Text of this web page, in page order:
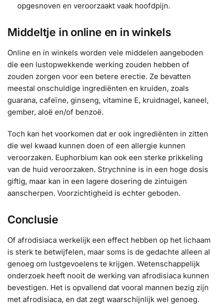
opgesnoven en veroorzaakt vaak hoofdpijn.
Middeltje in online en in winkels
Online en in winkels worden vele middelen aangeboden
die een lustopwekkende werking zouden hebben of
zouden zorgen voor een betere erectie. Ze bevatten
meestal onschuldige ingrediënten en kruiden, zoals
guarana, cafeïne, ginseng, vitamine E, kruidnagel, kaneel,
gember, aloë en/of benzoë.
Toch kan het voorkomen dat er ook ingrediënten in zitten
die wel kwaad kunnen doen of een allergie kunnen
veroorzaken. Euphorbium kan ook een sterke prikkeling
van de huid veroorzaken. Strychnine is in een hoge dosis
giftig, maar kan in een lagere dosering de zintuigen
aanscherpen. Voorzichtigheid is echter geboden.
Conclusie
Of afrodisiaca werkelijk een effect hebben op het lichaam
is sterk te betwijfelen, maar soms is de gedachte alleen al
genoeg om lustgevoelens te krijgen. Wetenschappelijk
onderzoek heeft nooit de werking van afrodisiaca kunnen
bevestigen. Het is opvallend dat vooral mannen bezig zijn
met afrodisiaca, en dat zegt waarschijnlijk wel genoeg.